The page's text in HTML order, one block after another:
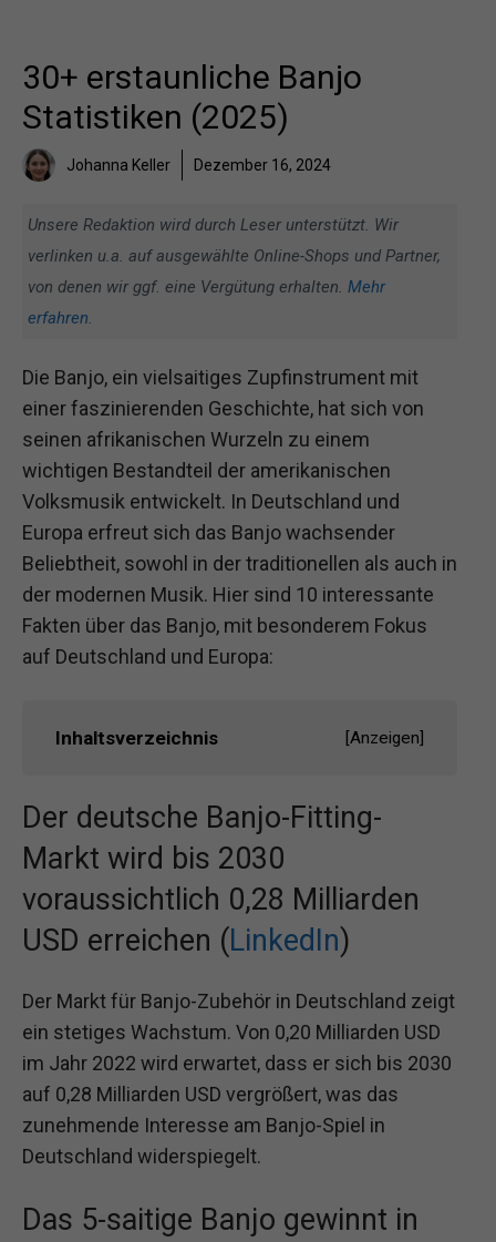
30+ erstaunliche Banjo
Statistiken (2025)
Johanna Keller Dezember 16, 2024
Unsere Redaktion wird durch Leser unterstützt. Wir
verlinken u.a. auf ausgewählte Online-Shops und Partner,
von denen wir ggf. eine Vergütung erhalten. Mehr
erfahren.
Die Banjo, ein vielsaitiges Zupfinstrument mit
einer faszinierenden Geschichte, hat sich von
seinen afrikanischen Wurzeln zu einem
wichtigen Bestandteil der amerikanischen
Volksmusik entwickelt. In Deutschland und
Europa erfreut sich das Banjo wachsender
Beliebtheit, sowohl in der traditionellen als auch in
der modernen Musik. Hier sind 10 interessante
Fakten über das Banjo, mit besonderem Fokus
auf Deutschland und Europa:
Inhaltsverzeichnis [Anzeigen]
Der deutsche Banjo-Fitting-
Markt wird bis 2030
voraussichtlich 0,28 Milliarden
USD erreichen (LinkedIn)
Der Markt für Banjo-Zubehör in Deutschland zeigt
ein stetiges Wachstum. Von 0,20 Milliarden USD
im Jahr 2022 wird erwartet, dass er sich bis 2030
auf 0,28 Milliarden USD vergrößert, was das
zunehmende Interesse am Banjo-Spiel in
Deutschland widerspiegelt.
Das 5-saitige Banjo gewinnt in